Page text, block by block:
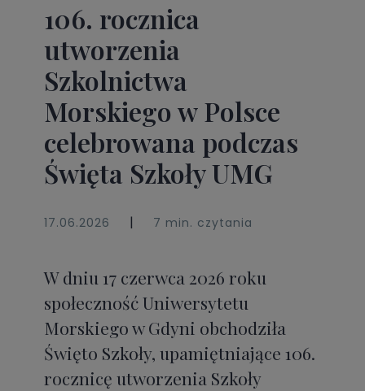
106. rocznica
utworzenia
Szkolnictwa
Morskiego w Polsce
celebrowana podczas
Święta Szkoły UMG
17.06.2026 | 7 min. czytania
W dniu 17 czerwca 2026 roku
społeczność Uniwersytetu
Morskiego w Gdyni obchodziła
Święto Szkoły, upamiętniające 106.
rocznicę utworzenia Szkoły